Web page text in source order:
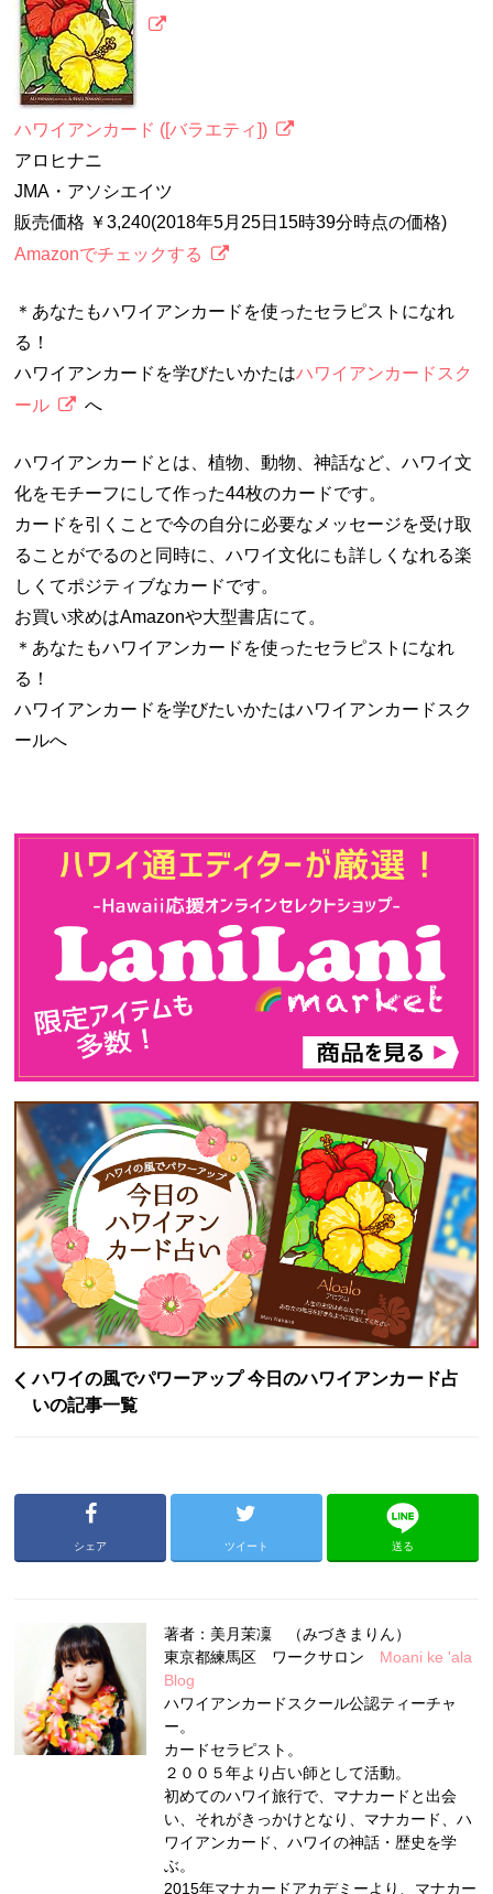
ハワイアンカード ([バラエティ])
アロヒナニ
JMA・アソシエイツ
販売価格 ￥3,240(2018年5月25日15時39分時点の価格)
Amazonでチェックする
＊あなたもハワイアンカードを使ったセラピストになれ
る！
ハワイアンカードを学びたいかたはハワイアンカードスク
ール
へ
ハワイアンカードとは、植物、動物、神話など、ハワイ文
化をモチーフにして作った44枚のカードです。
カードを引くことで今の自分に必要なメッセージを受け取
ることがでるのと同時に、ハワイ文化にも詳しくなれる楽
しくてポジティブなカードです。
お買い求めはAmazonや大型書店にて。
＊あなたもハワイアンカードを使ったセラピストになれ
る！
ハワイアンカードを学びたいかたはハワイアンカードスク
ールへ
ハワイの風でパワーアップ 今日のハワイアンカード占
いの記事一覧
シェア ツイート 送る
著者：美月茉凜 （みづきまりん）
東京都練馬区 ワークサロン Moani ke 'ala
Blog
ハワイアンカードスクール公認ティーチャ
ー。
カードセラピスト。
２００５年より占い師として活動。
初めてのハワイ旅行で、マナカードと出会
い、それがきっかけとなり、マナカード、ハ
ワイアンカード、ハワイの神話・歴史を学
ぶ。
2015年マナカードアカデミーより、マナカー